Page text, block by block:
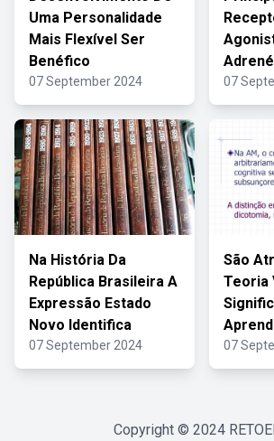
Uma Personalidade
Mais Flexível Ser
Benéfico
07 September 2024 07
Na História Da
República Brasileira A
Expressão Estado
Novo Identifica
07 September 2024
São
Teoria
07
Copyright © 2024